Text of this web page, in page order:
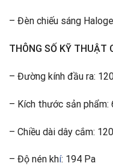
– Đèn chiếu sáng
THÔNG SỐ KỸ THUẬT
– Đường kính đầu ra:
– Kích thước sản phẩm:
– Chiều dài dây cắm:
– Độ nén khí: 194 Pa